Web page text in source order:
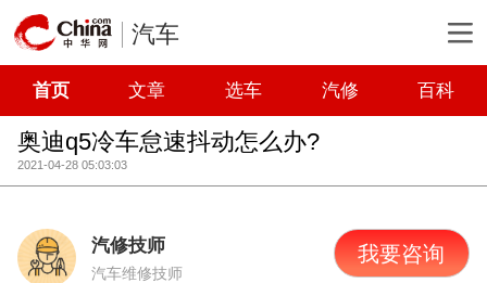
汽车
首页 文章 选车 汽修 百科
奥迪q5冷车怠速抖动怎么办?
2021-04-28 05:03:03
汽修技师
汽车维修技师
我要咨询